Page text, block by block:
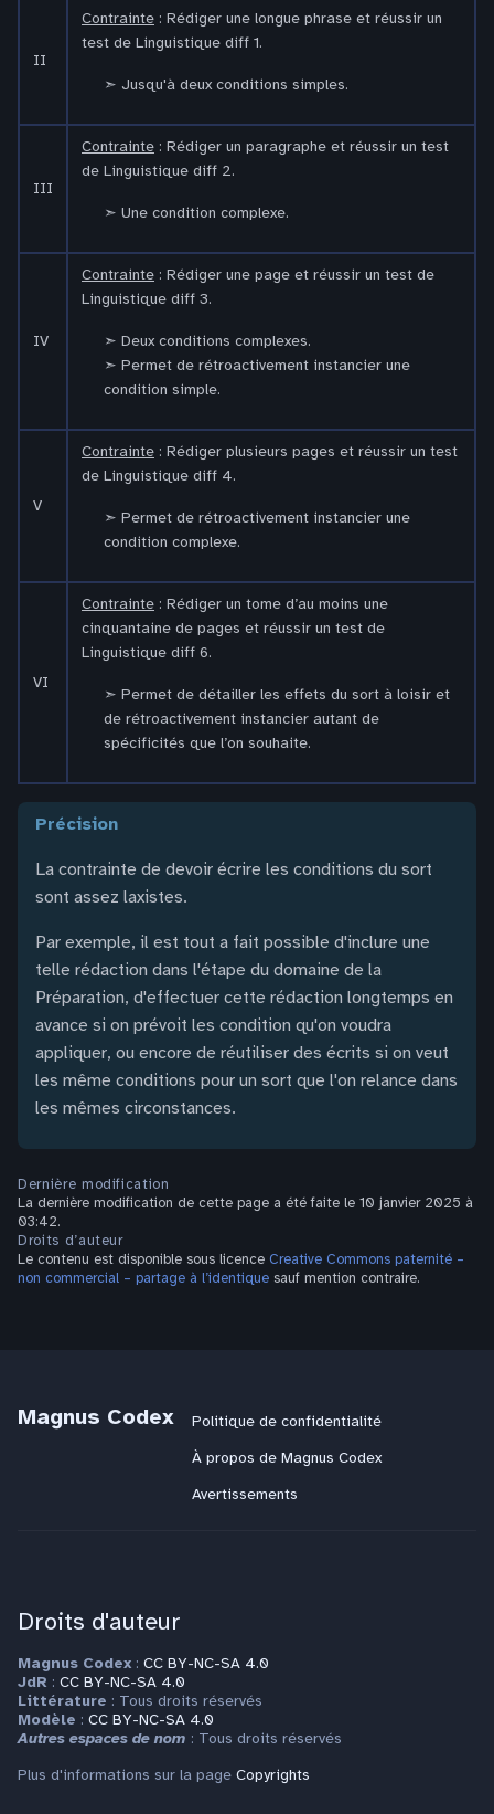
II
Contrainte : Rédiger une longue phrase et réussir un
test de Linguistique diff 1.
Jusqu'à deux conditions simples.
III
Contrainte : Rédiger un paragraphe et réussir un test
de Linguistique diff 2.
Une condition complexe.
IV
Contrainte : Rédiger une page et réussir un test de
Linguistique diff 3.
Deux conditions complexes.
Permet de rétroactivement instancier une
condition simple.
V
Contrainte : Rédiger plusieurs pages et réussir un test
de Linguistique diff 4.
Permet de rétroactivement instancier une
condition complexe.
VI
Contrainte : Rédiger un tome d’au moins une
cinquantaine de pages et réussir un test de
Linguistique diff 6.
Permet de détailler les effets du sort à loisir et
de rétroactivement instancier autant de
spécificités que l’on souhaite.
précision
La contrainte de devoir écrire les conditions du sort
sont assez laxistes.
Par exemple, il est tout a fait possible d'inclure une
telle rédaction dans l'étape du domaine de la
Préparation, d'effectuer cette rédaction longtemps en
avance si on prévoit les condition qu'on voudra
appliquer, ou encore de réutiliser des écrits si on veut
les même conditions pour un sort que l'on relance dans
les mêmes circonstances.
Dernière modification
La dernière modification de cette page a été faite le 10 janvier 2025 à
03:42.
Droits d’auteur
Le contenu est disponible sous licence Creative Commons paternité –
non commercial – partage à l’identique sauf mention contraire.
Magnus Codex
Politique de confidentialité
À propos de Magnus Codex
Avertissements
Droits d'auteur
Magnus Codex : CC BY-NC-SA 4.0
JdR : CC BY-NC-SA 4.0
Littérature : Tous droits réservés
Modèle : CC BY-NC-SA 4.0
Autres espaces de nom : Tous droits réservés
Plus d'informations sur la page Copyrights